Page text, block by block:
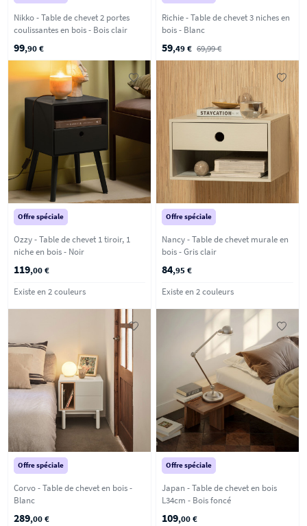
Nikko - Table de chevet 2 portes
coulissantes en bois - Bois clair
99,90 €
Richie - Table de chevet 3 niches en
bois - Blanc
59,49 € 69,99 €
Offre spéciale
Ozzy - Table de chevet 1 tiroir, 1
niche en bois - Noir
119,00 €
Existe en 2 couleurs
Offre spéciale
Nancy - Table de chevet murale en
bois - Gris clair
84,95 €
Existe en 2 couleurs
Offre spéciale
Corvo - Table de chevet en bois -
Blanc
289,00 €
Offre spéciale
Japan - Table de chevet en bois
L34cm - Bois foncé
109,00 €